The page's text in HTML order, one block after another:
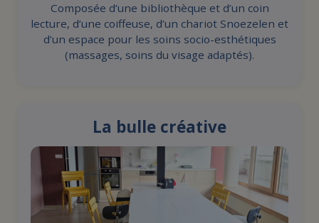
Composée d’une bibliothèque et d’un coin
lecture, d’une coiffeuse, d’un chariot Snoezelen et
d’un espace pour les soins socio-esthétiques
(massages, soins du visage adaptés).
La bulle créative